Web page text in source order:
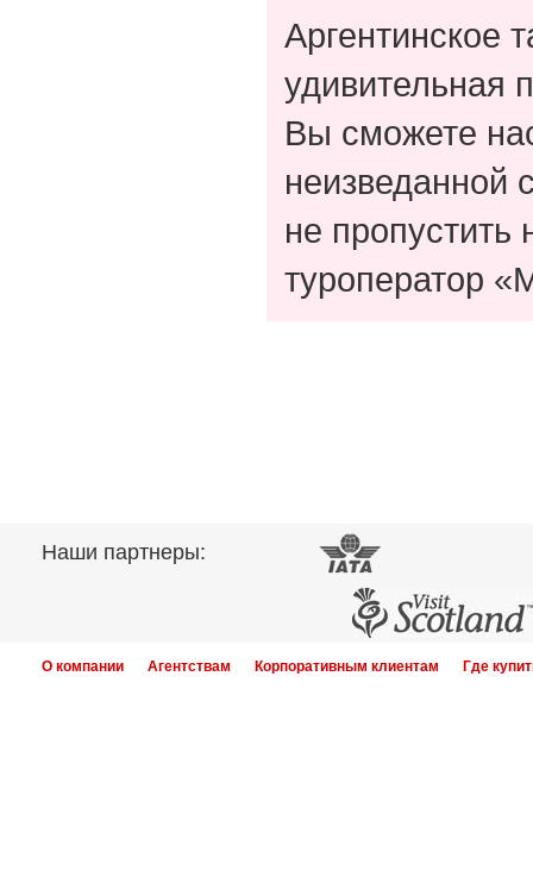
Аргентинское
удивительная
Вы сможете
неизведанной
не пропустить
туроператор
Наши партнеры:
О компании Агентствам Корпоративным клиентам Где